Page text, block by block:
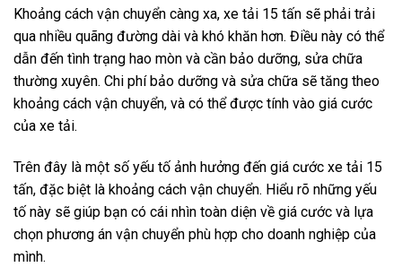
Khoảng cách vận chuyển càng xa, xe tải 15 tấn sẽ phải trải
qua nhiều quãng đường dài và khó khăn hơn. Điều này có thể
dẫn đến tình trạng hao mòn và cần bảo dưỡng, sửa chữa
thường xuyên. Chi phí bảo dưỡng và sửa chữa sẽ tăng theo
khoảng cách vận chuyển, và có thể được tính vào giá cước
của xe tải.
Trên đây là một số yếu tố ảnh hưởng đến giá cước xe tải 15
tấn, đặc biệt là khoảng cách vận chuyển. Hiểu rõ những yếu
tố này sẽ giúp bạn có cái nhìn toàn diện về giá cước và lựa
chọn phương án vận chuyển phù hợp cho doanh nghiệp của
mình.